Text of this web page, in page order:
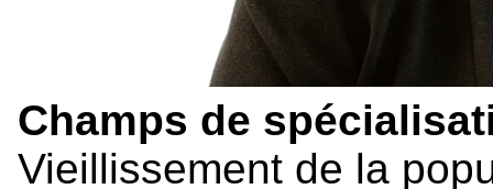
Champs de
Vieillissement de la